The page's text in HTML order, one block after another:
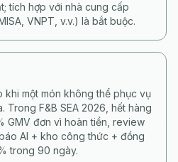
tích hợp với nhà cung cấp
VNPT, v.v.) là bắt buộc.
khi một món không thể phục vụ
Trong F&B SEA 2026, hết hàng
GMV đơn vì hoàn tiền, review
AI + kho công thức + đồng
trong 90 ngày.